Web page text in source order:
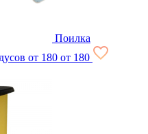
Поилка
от 180 от 180